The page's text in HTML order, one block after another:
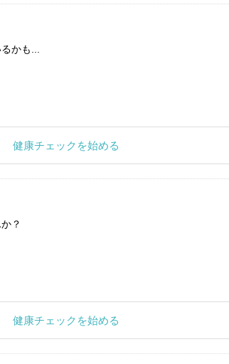
かも...
健康チェックを始める
？
健康チェックを始める